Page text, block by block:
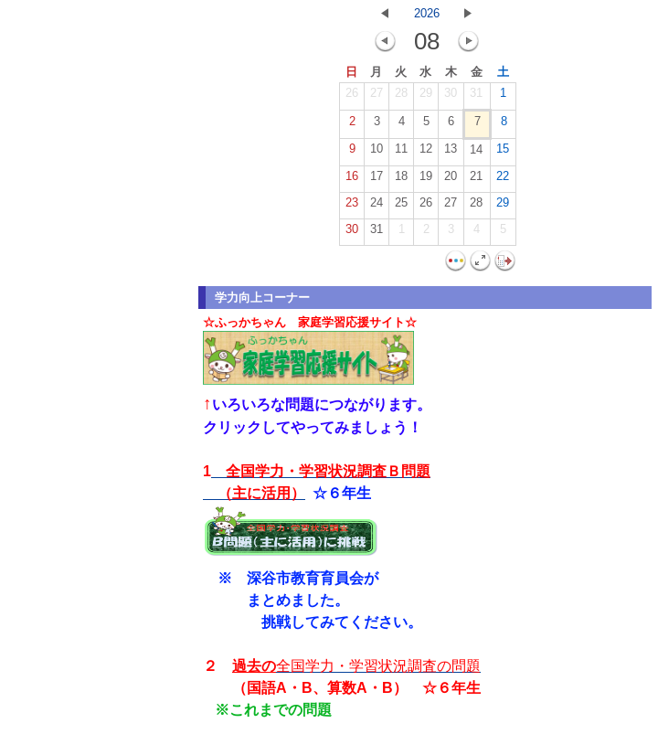
2026
08
日 月 火 水 木 金
土
26
27 28 29 30 31 1
2 3 4 5 6 7
8
9
10 11 12 13 14
15
16
17 18 19 20 21
22
23
24 25 26 27 28
29
30
31 1 2 3 4 5
学力向上コーナー
☆ふっかちゃん 家庭学習応援サイト☆
↑ いろいろな問題につながります。
クリックしてやってみましょう！
1 全国学力・学習状況調査Ｂ問題
（主に活用）
☆６年生
※ 深谷市教育育員会が
まとめました。
挑戦してみてください。
２ 過去の全国学力・学習状況調査の問題
（国語A・B、算数A・B） ☆６年生
※これまでの問題